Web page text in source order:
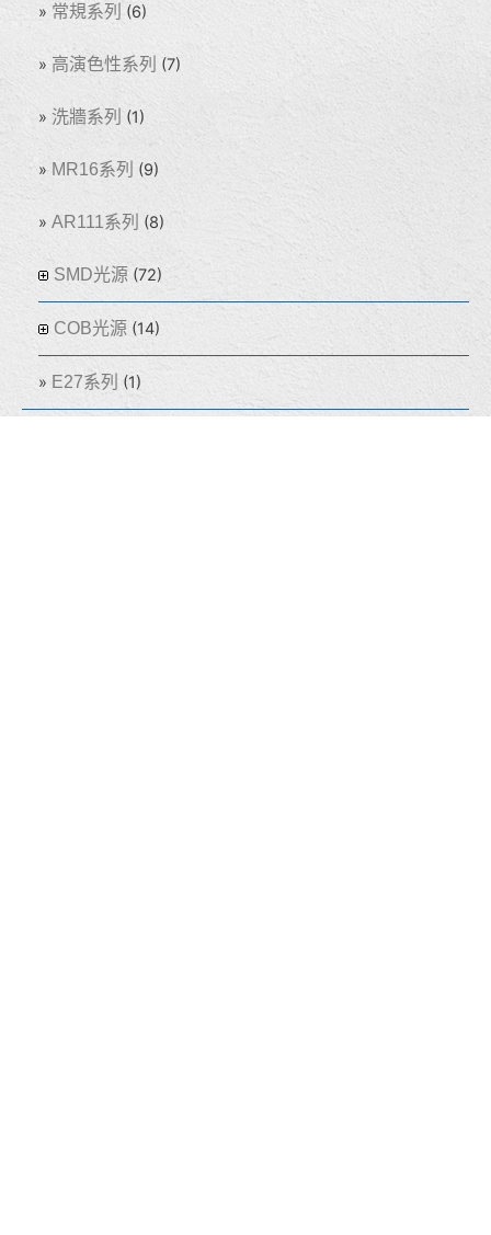
常規系列 (6)
高演色性系列 (7)
洗牆系列 (1)
MR16系列 (9)
AR111系列 (8)
SMD光源 (72)
COB光源 (14)
E27系列 (1)